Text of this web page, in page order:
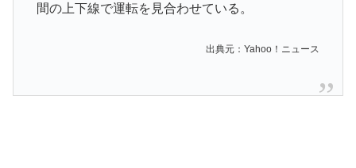
間の上下線で運転を見合わせている。
出典元：Yahoo！ニュース